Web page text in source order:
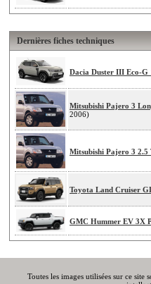
Dernières fiches techniques
Dacia Duster III Eco-G
Mitsubishi Pajero 3
2006)
Mitsubishi Pajero 3 2.5
Toyota Land Cruiser
GMC Hummer EV 3X
Toutes les images utilisées sur ce